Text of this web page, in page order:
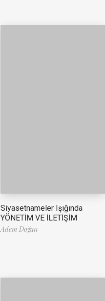
Siyasetnameler Işığında
YÖNETİM VE İLETİŞİM
Adem Doğan